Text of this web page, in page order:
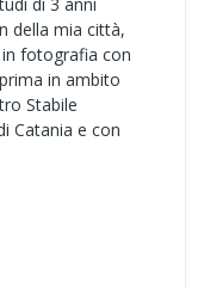
della mia città,
fotografia con
in ambito
Stabile
Catania e con